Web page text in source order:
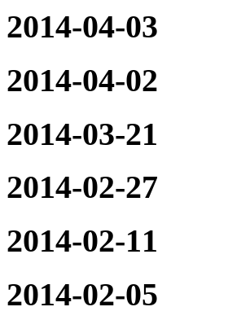
2014-04-03
2014-04-02
2014-03-21
2014-02-27
2014-02-11
2014-02-05